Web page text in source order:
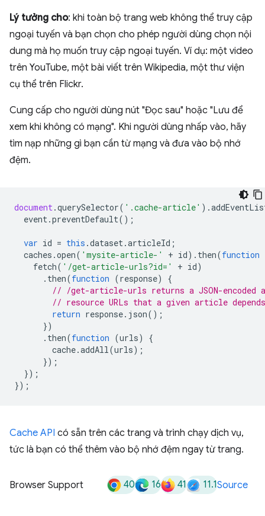
Lý tưởng cho: khi toàn bộ trang web không thể truy cập
ngoại tuyến và bạn chọn cho phép người dùng chọn nội
dung mà họ muốn truy cập ngoại tuyến. Ví dụ: một video
trên YouTube, một bài viết trên Wikipedia, một thư viện
cụ thể trên Flickr.
Cung cấp cho người dùng nút "Đọc sau" hoặc "Lưu để
xem khi không có mạng". Khi người dùng nhấp vào, hãy
tìm nạp những gì bạn cần từ mạng và đưa vào bộ nhớ
đệm.
document .querySelector( '.cache-article' ).
event .preventDefault();
var id = this .dataset .articleId ;
caches .open( 'mysite-article-' + id). then(function
fetch( '/get-article-urls?id=' + id)
. then(function (response)
{
// /get-article-urls returns a JSON-encoded
// resource URLs that a given article
return response. json();
})
. then(function (urls)
{
cache.addAll (urls);
});
});
});
Cache API có sẵn trên các trang và trình chạy dịch vụ,
tức là bạn có thể thêm vào bộ nhớ đệm ngay từ trang.
Browser Support 40 16 41 11.1Source